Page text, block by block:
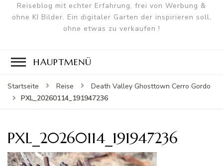
Reiseblog mit echter Erfahrung, frei von Werbung &
ohne KI Bilder. Ein digitaler Garten der inspirieren soll,
ohne etwas zu verkaufen !
HAUPTMENÜ
Startseite Reise
Death Valley Ghosttown Cerro Gordo
PXL_20260114_191947236
PXL_20260114_191947236